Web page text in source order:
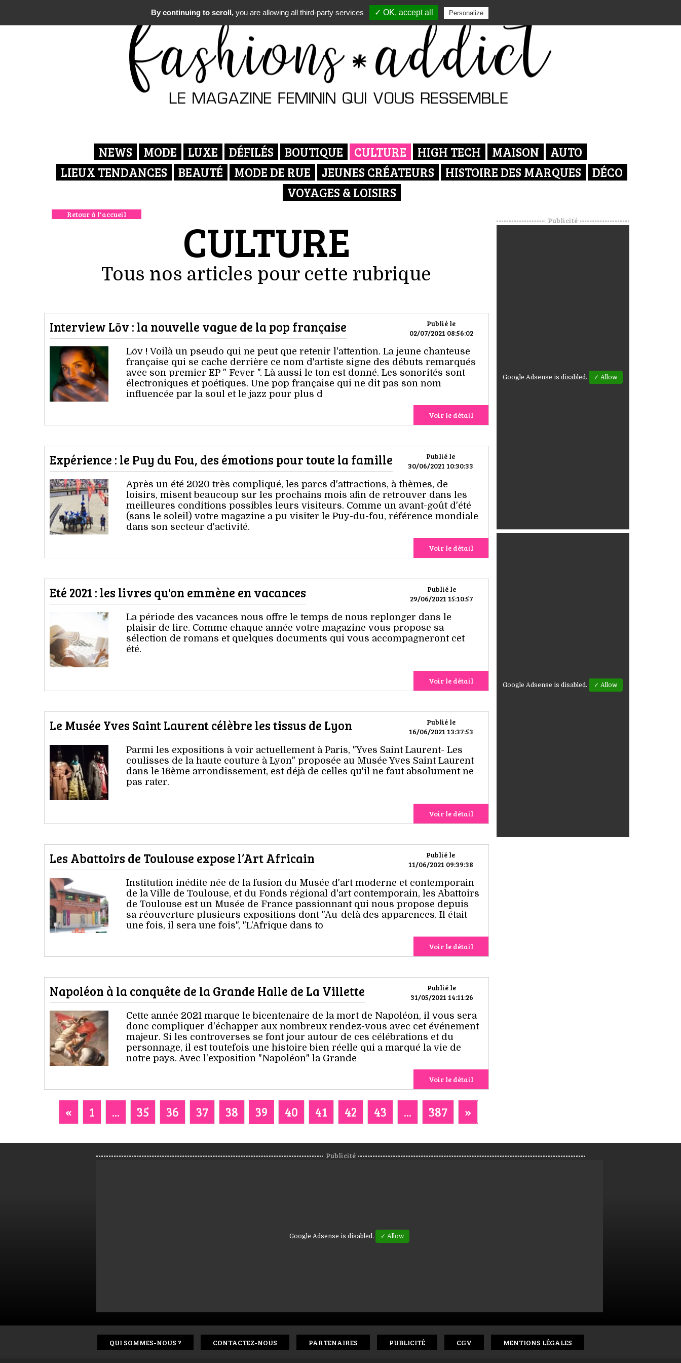
NEWS MODE LUXE DÉFILÉS BOUTIQUE CULTURE HIGH TECH MAISON
AUTO
LIEUX TENDANCES
BEAUTÉ MODE DE RUE JEUNES CRÉATEURS HISTOIRE DES MARQUES
DÉCO
VOYAGES & LOISIRS
Retour à l'accueil CULTURE
Tous nos articles pour cette rubrique
Publié le
02/07/2021 08:56:02
Interview Lōv : la nouvelle vague de la pop française
Lōv ! Voilà un pseudo qui ne peut que retenir l'attention. La jeune chanteuse
française qui se cache derrière ce nom d'artiste signe des débuts remarqués
avec son premier EP " Fever ". Là aussi le ton est donné. Les sonorités sont
électroniques et poétiques. Une pop française qui ne dit pas son nom
influencée par la soul et le jazz pour plus d
Voir le détail
Publié le
30/06/2021 10:30:33
Expérience : le Puy du Fou, des émotions pour toute la famille
Après un été 2020 très compliqué, les parcs d'attractions, à thèmes, de
loisirs, misent beaucoup sur les prochains mois afin de retrouver dans les
meilleures conditions possibles leurs visiteurs. Comme un avant-goût d'été
(sans le soleil) votre magazine a pu visiter le Puy-du-fou, référence mondiale
dans son secteur d'activité.
Voir le détail
Publié le
29/06/2021 15:10:57
Eté 2021 : les livres qu'on emmène en vacances
La période des vacances nous offre le temps de nous replonger dans le
plaisir de lire. Comme chaque année votre magazine vous propose sa
sélection de romans et quelques documents qui vous accompagneront cet
été.
Voir le détail
Publié le
16/06/2021 13:37:53
Le Musée Yves Saint Laurent célèbre les tissus de Lyon
Parmi les expositions à voir actuellement à Paris, "Yves Saint Laurent- Les
coulisses de la haute couture à Lyon" proposée au Musée Yves Saint Laurent
dans le 16ème arrondissement, est déjà de celles qu'il ne faut absolument ne
pas rater.
Voir le détail
Publié le
11/06/2021 09:39:38
Les Abattoirs de Toulouse expose l’Art Africain
Institution inédite née de la fusion du Musée d'art moderne et contemporain
de la Ville de Toulouse, et du Fonds régional d'art contemporain, les Abattoirs
de Toulouse est un Musée de France passionnant qui nous propose depuis
sa réouverture plusieurs expositions dont "Au-delà des apparences. Il était
une fois, il sera une fois", "L'Afrique dans to
Voir le détail
Publié le
31/05/2021 14:11:26
Napoléon à la conquête de la Grande Halle de La Villette
Cette année 2021 marque le bicentenaire de la mort de Napoléon, il vous sera
donc compliquer d'échapper aux nombreux rendez-vous avec cet événement
majeur. Si les controverses se font jour autour de ces célébrations et du
personnage, il est toutefois une histoire bien réelle qui a marqué la vie de
notre pays. Avec l'exposition "Napoléon" la Grande
Voir le détail
« 1 ... 35 36 37 38 39 40 41 42 43 ... 387 »
Publicité
Google Adsense is disabled. ✓ Allow
Google Adsense is disabled. ✓ Allow
Publicité
Google Adsense is disabled. ✓ Allow
QUI SOMMES-NOUS ? CONTACTEZ-NOUS PARTENAIRES PUBLICITÉ CGV MENTIONS LÉGALES
By continuing to scroll, you are allowing all third-party services ✓ OK, accept all Personalize